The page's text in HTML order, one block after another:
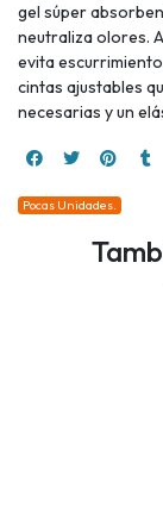
gel súper
neutraliza olores.
evita
cintas ajustables
necesarias y un
Pocas Unidades.